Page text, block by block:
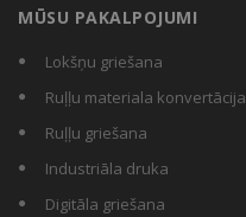
MŪSU PAKALPOJUMI
Lokšņu griešana
Ruļļu materiala konvertācija
Ruļļu griešana
Industriāla druka
Digitāla griešana